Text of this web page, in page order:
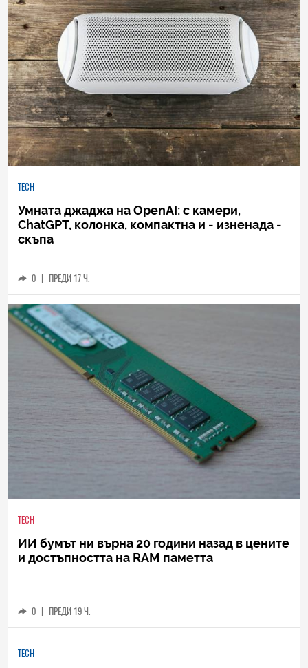
TECH
Умната джаджа на OpenAI: с камери,
ChatGPT, колонка, компактна и - изненада -
скъпа
0 | ПРЕДИ 17 Ч.
TECH
ИИ бумът ни върна 20 години назад в цените
и достъпността на RAM паметта
0 | ПРЕДИ 19 Ч.
TECH